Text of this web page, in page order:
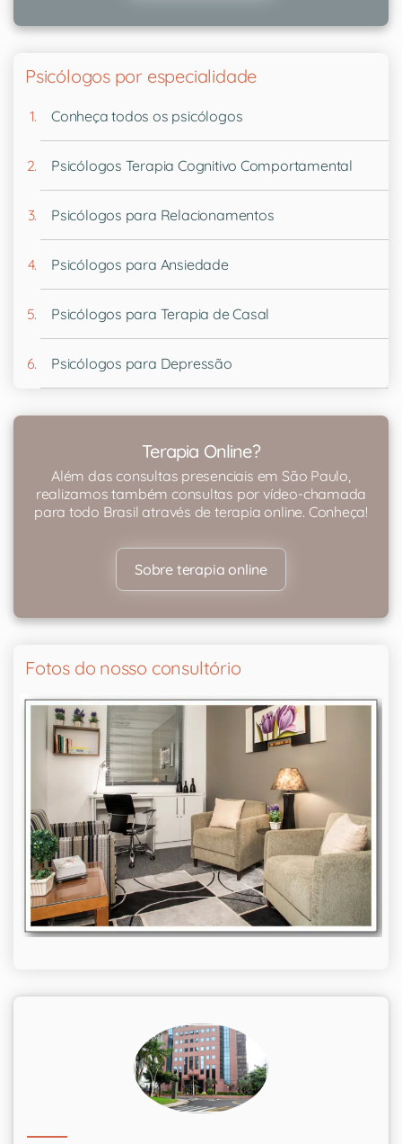
Psicólogos por especialidade
Conheça todos os psicólogos
Psicólogos Terapia Cognitivo Comportamental
Psicólogos para Relacionamentos
Psicólogos para Ansiedade
Psicólogos para Terapia de Casal
Psicólogos para Depressão
Terapia Online?
Além das consultas presenciais em São Paulo,
realizamos também consultas por vídeo-chamada
para todo Brasil através de terapia online. Conheça!
Sobre terapia online
Fotos do nosso consultório